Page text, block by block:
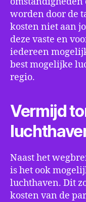
worden door de
kosten niet aan
deze vaste en
iedereen
best mogelijke
regio.
Vermijd
Naast het
is het ook
luchthaven. Dit
kosten van de